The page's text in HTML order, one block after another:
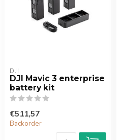
DJI
DJI Mavic 3 enterprise
battery kit
€511,57
Backorder